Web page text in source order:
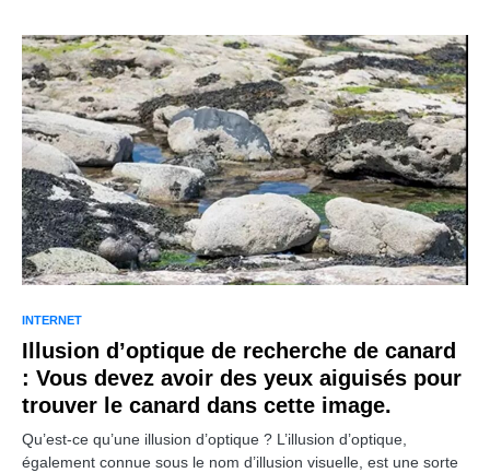
INTERNET
Illusion d’optique de recherche de canard
: Vous devez avoir des yeux aiguisés pour
trouver le canard dans cette image.
Qu’est-ce qu’une illusion d’optique ? L’illusion d’optique,
également connue sous le nom d’illusion visuelle, est une sorte